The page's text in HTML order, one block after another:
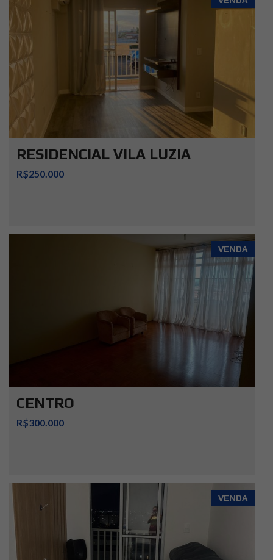
RESIDENCIAL VILA LUZIA
R$250.000
VENDA
CENTRO
R$300.000
VENDA